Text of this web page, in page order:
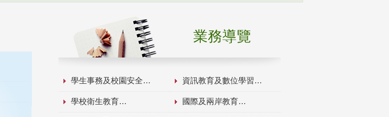
業務導覽
學生事務及校園安全 資訊教育及數位學習
學校衛生教育 國際及兩岸教育